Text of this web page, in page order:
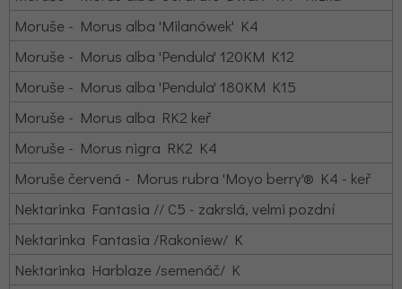
Moruše - Morus alba 'Milanówek' K4
Moruše - Morus alba 'Pendula' 120KM K12
Moruše - Morus alba 'Pendula' 180KM K15
Moruše - Morus alba RK2 keř
Moruše - Morus nigra RK2 K4
Moruše červená - Morus rubra 'Moyo berry'® K4 - keř
Nektarinka Fantasia // C5 - zakrslá, velmi pozdní
Nektarinka Fantasia /Rakoniew/ K
Nektarinka Harblaze /semenáč/ K